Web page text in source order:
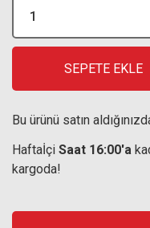
SEPETE EKLE
Bu ürünü satın
Haftaİçi Saat 16:00'a
kargoda!